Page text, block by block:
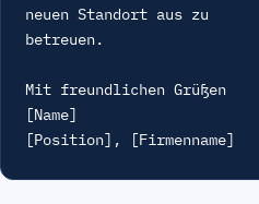
neuen Standort aus zu
betreuen.
Mit freundlichen Grüßen
[Name]
[Position], [Firmenname]